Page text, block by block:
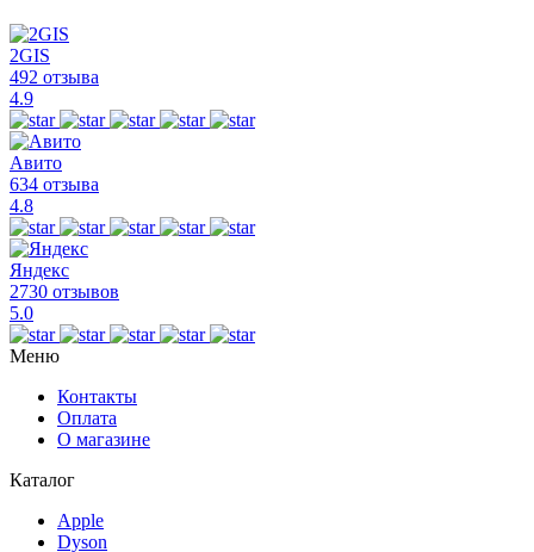
2GIS
492 отзыва
4.9
Авито
634 отзыва
4.8
Яндекс
2730 отзывов
5.0
Меню
Контакты
Оплата
О магазине
Каталог
Apple
Dyson